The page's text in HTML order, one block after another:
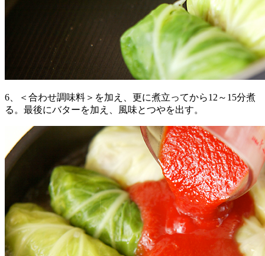
6、＜合わせ調味料＞を加え、更に煮立ってから12～15分煮
る。最後にバターを加え、風味とつやを出す。